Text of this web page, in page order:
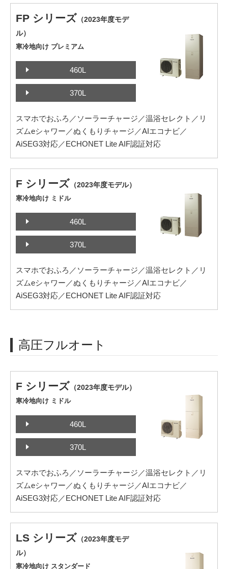
FP シリーズ （2023年度モデ
ル）
寒冷地向け プレミアム
460L
370L
スマホでおふろ／ソーラーチャージ／温浴セレクト／リ
ズムeシャワー／ぬくもりチャージ／AIエコナビ／
AiSEG3対応／ECHONET Lite AIF認証対応
F シリーズ （2023年度モデル）
寒冷地向け ミドル
460L
370L
スマホでおふろ／ソーラーチャージ／温浴セレクト／リ
ズムeシャワー／ぬくもりチャージ／AIエコナビ／
AiSEG3対応／ECHONET Lite AIF認証対応
高圧フルオート
F シリーズ （2023年度モデル）
寒冷地向け ミドル
460L
370L
スマホでおふろ／ソーラーチャージ／温浴セレクト／リ
ズムeシャワー／ぬくもりチャージ／AIエコナビ／
AiSEG3対応／ECHONET Lite AIF認証対応
LS シリーズ （2023年度モデ
ル）
寒冷地向け スタンダード